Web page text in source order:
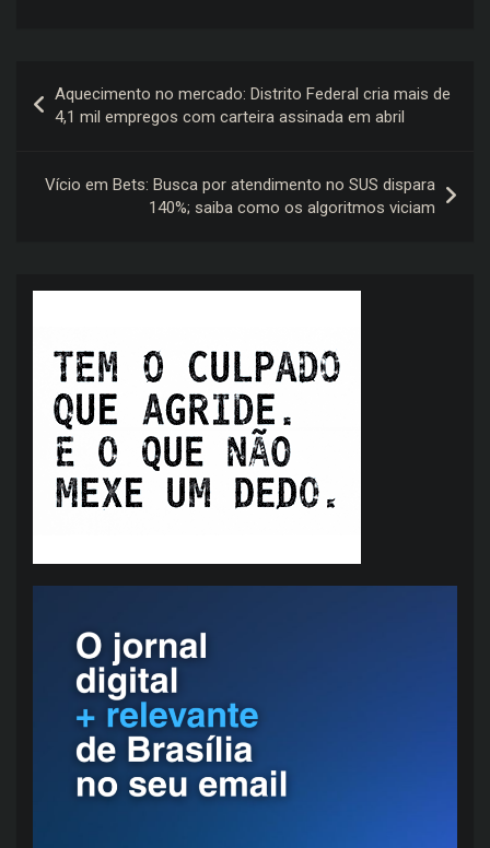
de
Aquecimento no mercado: Distrito Federal cria mais de
4,1 mil empregos com carteira assinada em abril
Vício em Bets: Busca por atendimento no SUS dispara
140%; saiba como os algoritmos viciam